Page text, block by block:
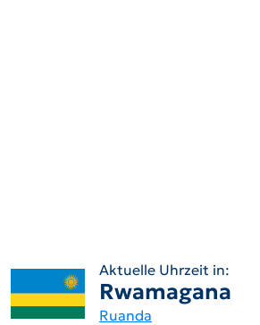
Aktuelle Uhrzeit in:
Rwamagana
Ruanda